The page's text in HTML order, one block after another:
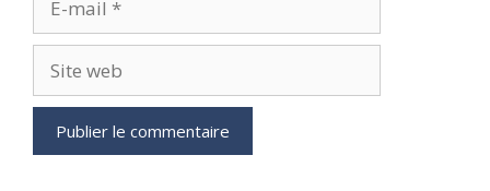
mail
web